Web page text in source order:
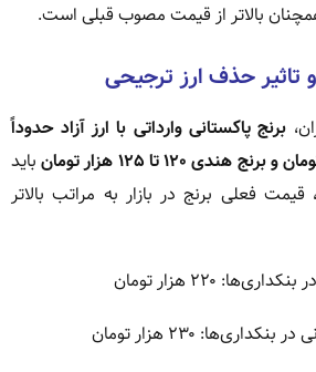
بالاتر از قیمت مصوب قبلی است.
تاثیر حذف ارز ترجیحی
برنج پاکستانی وارداتی با ارز آزاد حدوداً
باید
فعلی برنج در بازار به مراتب بالاتر
۲۲۰ هزار تومان
۲۳۰ هزار تومان